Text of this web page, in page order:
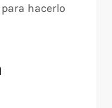
hacerlo